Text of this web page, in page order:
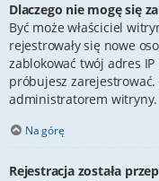
Dlaczego nie mogę się
Być może właściciel
rejestrowały się nowe
zablokować twój adres
próbujesz
administratorem witryny.
Na górę
Rejestracja została